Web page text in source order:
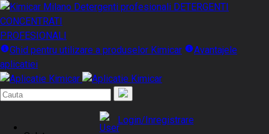
DETERGENTI
CONCENTRATI
PROFESIONALI
Ghid pentru utilizare a produselor Kimicar
Avantajele
aplicatiei
Login/Inregistrare